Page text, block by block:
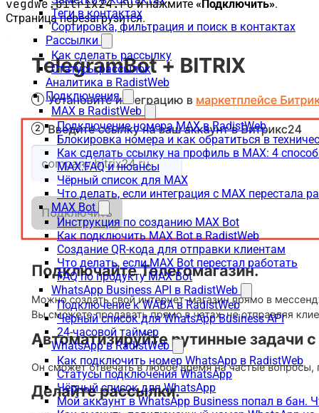
Теги в контактах
Сортировка, фильтрация и поиск в контактах
Рассылки
Как сделать рассылку
Статусы рассылок
Аналитика в RadistWeb
Подключения
MAX в RadistWeb
Подключение номера MAX в RadistWeb
Блокировка номера и как обратиться в
Как сделать ссылку на профиль в MAX: 4
MAX:FAQ и нюансы
Чёрный список для MAX
Что делать, если интеграция с MAX перестала
MAX Bot
Инструкция по созданию MAX Bot
Как подключить MAX Bot в RadistWeb
Создание QR-кода для отправки клиентам
Что делать, если MAX Bot перестал работать
FAQ по продукту MAX Bot
WhatsApp Business API в RadistWeb
Подключение к WABA в RadistWeb
Чёрный список для WhatsApp Business API
24-часовой таймер
WhatsApp в RadistWeb
Как подключить номер WhatsApp в RadistWeb
Статусы подключения WhatsApp
Чёрный список для WhatsApp
Мой аккаунт в WhatsApp Business попал в бан.
vegdwe.bitrix24.ruи нажмите «Подключить».
Страница перезагрузится.